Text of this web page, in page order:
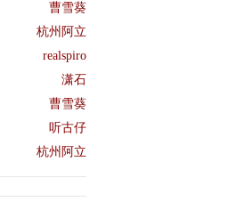
曹雪葵
杭州阿立
realspiro
潇石
曹雪葵
听古仔
杭州阿立